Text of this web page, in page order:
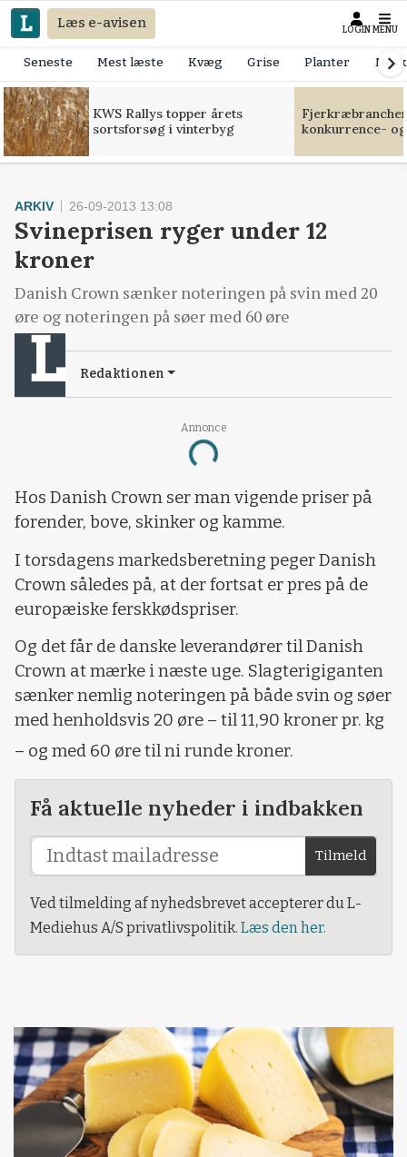
Læs e-avisen LOGIN MENU
Seneste Mest læste Kvæg Grise Planter
KWS Rallys topper årets
sortsforsøg i vinterbyg
konkurrence-
Annonce
Loading...
ARKIV 26-09-2013 13:08
Svineprisen ryger under 12
kroner
Danish Crown sænker noteringen på svin med 20
øre og noteringen på søer med 60 øre
Redaktionen
Hos Danish Crown ser man vigende priser på
forender, bove, skinker og kamme.
I torsdagens markedsberetning peger Danish
Crown således på, at der fortsat er pres på de
europæiske ferskkødspriser.
Og det får de danske leverandører til Danish
Crown at mærke i næste uge. Slagterigiganten
sænker nemlig noteringen på både svin og søer
med henholdsvis 20 øre – til 11,90 kroner pr. kg
– og med 60 øre til ni runde kroner.
Få aktuelle nyheder i indbakken
Tilmeld
Ved tilmelding af nyhedsbrevet accepterer du L-
Mediehus A/S privatlivspolitik. Læs den her.